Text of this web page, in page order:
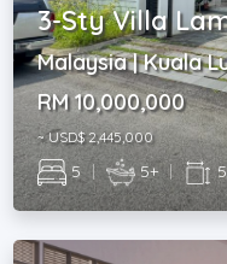
3-Sty Villa
Malaysia | Kuala
RM 10,000,000
~ USD$ 2,445,000
5 | 5+ |